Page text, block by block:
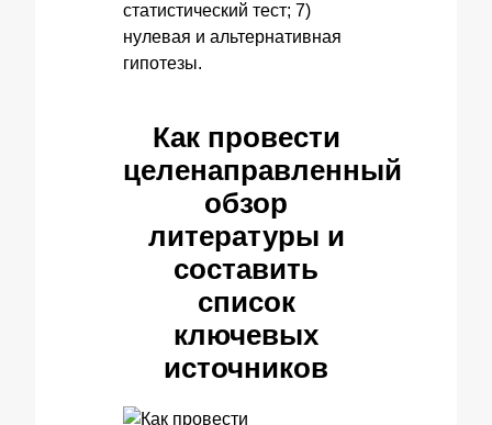
статистический тест; 7)
нулевая и альтернативная
гипотезы.
Как провести
целенаправленный
обзор
литературы и
составить
список
ключевых
источников